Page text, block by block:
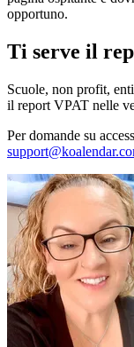
opportuno.
Ti serve il
Scuole, non profit,
il report VPAT nelle
Per domande su